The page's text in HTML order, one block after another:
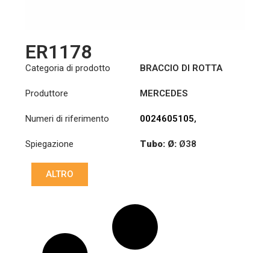
ER1178
Categoria di prodotto BRACCIO DI ROTTA
Produttore MERCEDES
Numeri di riferimento 0024605105,
0034604005
Spiegazione Tubo: Ø: Ø38
ALTRO